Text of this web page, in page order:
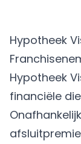
Hypotheek
Hypotheek
financiële